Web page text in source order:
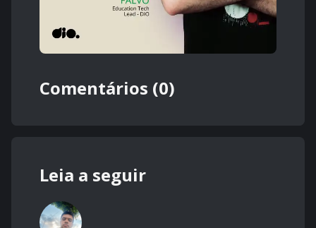
Comentários (0)
Leia a seguir